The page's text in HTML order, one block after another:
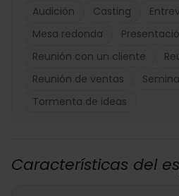
Audición Casting
Mesa redonda
Reunión con un cliente
Reunión de ventas
Tormenta de ideas
Características del